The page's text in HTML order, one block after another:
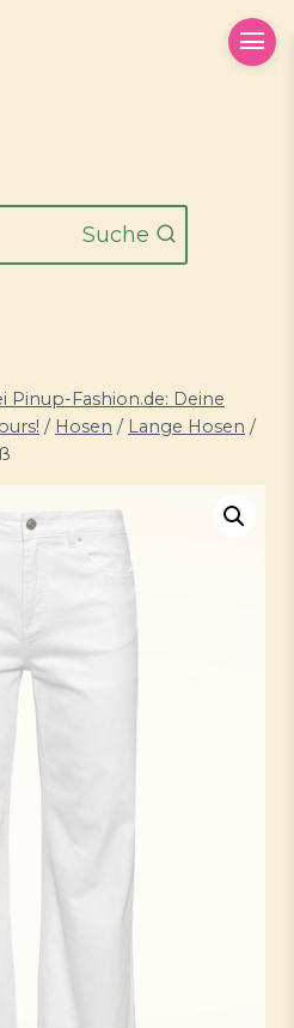
Suche
Fashion.de: Deine
/ Hosen / Lange Hosen /